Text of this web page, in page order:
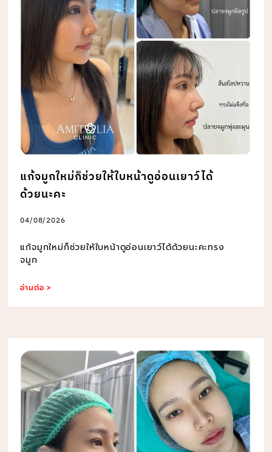
แก้จมูกใหม่ก็ช่วยให้ใบหน้าดูอ่อนเยาว์ได้
ด้วยนะคะ
04/08/2026
แก้จมูกใหม่ก็ช่วยให้ใบหน้าดูอ่อนเยาว์ได้ด้วยนะคะทรง
จมูก
อ่านต่อ >